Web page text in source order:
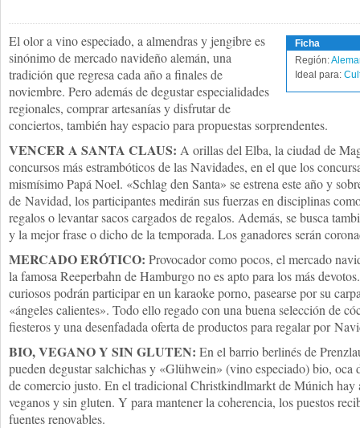
Ficha
Región:
Ideal para:
El olor a vino especiado, a almendras y jengibre es
sinónimo de mercado navideño alemán, una
tradición que regresa cada año a finales de
noviembre. Pero además de degustar especialidades
regionales, comprar artesanías y disfrutar de
conciertos, también hay espacio para propuestas sorprendentes.
VENCER A SANTA CLAUS: A orillas del Elba, la ciudad de
concursos más estrambóticos de las Navidades, en el que los
mismísimo Papá Noel. «Schlag den Santa» se estrena este año y
de Navidad, los participantes medirán sus fuerzas en disciplinas
regalos o levantar sacos cargados de regalos. Además, se busca
y la mejor frase o dicho de la temporada. Los ganadores serán
MERCADO ERÓTICO: Provocador como pocos, el mercado
la famosa Reeperbahn de Hamburgo no es apto para los más
curiosos podrán participar en un karaoke porno, pasearse por su
«ángeles calientes». Todo ello regado con una buena selección de
fiesteros y una desenfadada oferta de productos para regalar por
BIO, VEGANO Y SIN GLUTEN: En el barrio berlinés de
pueden degustar salchichas y «Glühwein» (vino especiado) bio, oca
de comercio justo. En el tradicional Christkindlmarkt de Múnich hay
veganos y sin gluten. Y para mantener la coherencia, los puestos
fuentes renovables.